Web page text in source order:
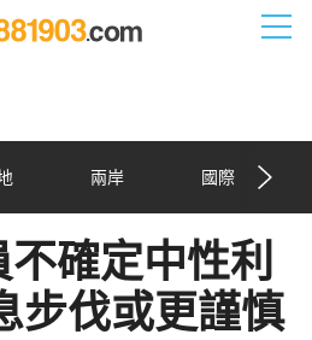
兩岸 國際
確定中性利
步伐或更謹慎